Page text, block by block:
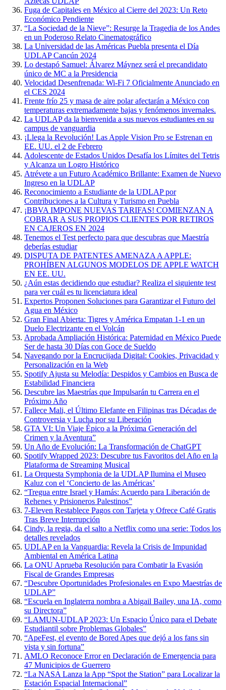
Fuga de Capitales en México al Cierre del 2023: Un Reto
Económico Pendiente
“La Sociedad de la Nieve”: Resurge la Tragedia de los Andes
en un Poderoso Relato Cinematográfico
La Universidad de las Américas Puebla presenta el Día
UDLAP Cancún 2024
Lo destapó Samuel: Álvarez Máynez será el precandidato
único de MC a la Presidencia
Velocidad Desenfrenada: Wi-Fi 7 Oficialmente Anunciado en
el CES 2024
Frente frío 25 y masa de aire polar afectarán a México con
temperaturas extremadamente bajas y fenómenos invernales.
La UDLAP da la bienvenida a sus nuevos estudiantes en su
campus de vanguardia
¡Llega la Revolución! Las Apple Vision Pro se Estrenan en
EE. UU. el 2 de Febrero
Adolescente de Estados Unidos Desafía los Límites del Tetris
y Alcanza un Logro Histórico
Atrévete a un Futuro Académico Brillante: Examen de Nuevo
Ingreso en la UDLAP
Reconocimiento a Estudiante de la UDLAP por
Contribuciones a la Cultura y Turismo en Puebla
¡BBVA IMPONE NUEVAS TARIFAS! COMIENZAN A
COBRAR A SUS PROPIOS CLIENTES POR RETIROS
EN CAJEROS EN 2024
Tenemos el Test perfecto para que descubras que Maestría
deberías estudiar
DISPUTA DE PATENTES AMENAZA A APPLE:
PROHÍBEN ALGUNOS MODELOS DE APPLE WATCH
EN EE. UU.
¿Aún estas decidiendo que estudiar? Realiza el siguiente test
para ver cuál es tu licenciatura ideal
Expertos Proponen Soluciones para Garantizar el Futuro del
Agua en México
Gran Final Abierta: Tigres y América Empatan 1-1 en un
Duelo Electrizante en el Volcán
Aprobada Ampliación Histórica: Paternidad en México Puede
Ser de hasta 30 Días con Goce de Sueldo
Navegando por la Encrucijada Digital: Cookies, Privacidad y
Personalización en la Web
Spotify Ajusta su Melodía: Despidos y Cambios en Busca de
Estabilidad Financiera
Descubre las Maestrías que Impulsarán tu Carrera en el
Próximo Año
Fallece Mali, el Último Elefante en Filipinas tras Décadas de
Controversia y Lucha por su Liberación
GTA VI: Un Viaje Épico a la Próxima Generación del
Crimen y la Aventura”
Un Año de Evolución: La Transformación de ChatGPT
Spotify Wrapped 2023: Descubre tus Favoritos del Año en la
Plataforma de Streaming Musical
La Orquesta Symphonia de la UDLAP Ilumina el Museo
Kaluz con el ‘Concierto de las Américas’
“Tregua entre Israel y Hamás: Acuerdo para Liberación de
Rehenes y Prisioneros Palestinos”
7-Eleven Restablece Pagos con Tarjeta y Ofrece Café Gratis
Tras Breve Interrupción
Cindy, la regia, da el salto a Netflix como una serie: Todos los
detalles revelados
UDLAP en la Vanguardia: Revela la Crisis de Impunidad
Ambiental en América Latina
La ONU Aprueba Resolución para Combatir la Evasión
Fiscal de Grandes Empresas
“Descubre Oportunidades Profesionales en Expo Maestrías de
UDLAP”
“Escuela en Inglaterra nombra a Abigail Bailey, una IA, como
su Directora”
“LAMUN-UDLAP 2023: Un Espacio Único para el Debate
Estudiantil sobre Problemas Globales”
“ApeFest, el evento de Bored Apes que dejó a los fans sin
vista y sin fortuna”
AMLO Reconoce Error en Declaración de Emergencia para
47 Municipios de Guerrero
“La NASA Lanza la App “Spot the Station” para Localizar la
Estación Espacial Internacional”